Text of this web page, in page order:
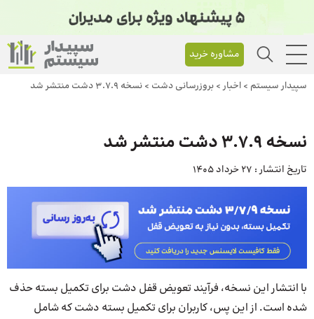
مشاوره خرید
سپیدار سیستم > اخبار> بروزرسانی دشت > نسخه 3.7.9 دشت منتشر شد
نسخه 3.7.9 دشت منتشر شد
تاریخ انتشار : 27 خرداد 1405
با انتشار این نسخه، فرآیند تعویض قفل دشت برای تکمیل بسته حذف
شده است. از این پس، کاربران برای تکمیل بسته دشت که شامل